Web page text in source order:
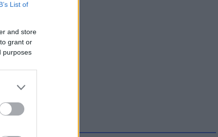
List of
and store
grant or
purposes